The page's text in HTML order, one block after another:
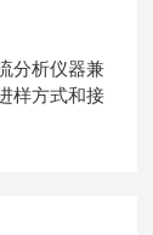
分析仪器兼
样方式和接